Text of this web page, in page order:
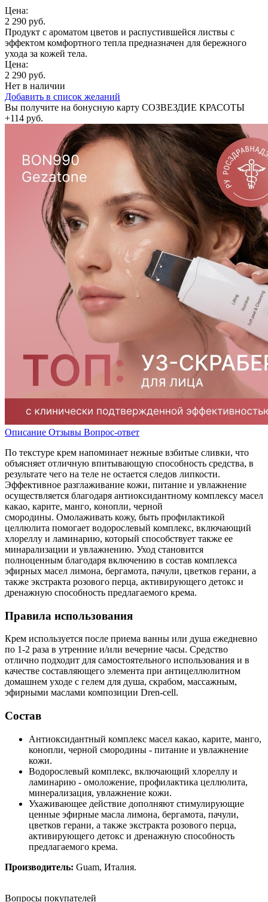
Цена:
2 290 руб.
Продукт с ароматом цветов и распустившейся листвы с
эффектом комфортного тепла предназначен для бережного
ухода за кожей тела.
Цена:
2 290 руб.
Нет в наличии
Добавить в список желаний
Вы получите на бонусную карту СОЗВЕЗДИЕ КРАСОТЫ
+114 руб.
Описание Отзывы Вопрос-ответ
По текстуре крем напоминает нежные взбитые сливки, что
объясняет отличную впитывающую способность средства, в
результате чего на теле не остается следов липкости.
Эффективное разглаживание кожи, питание и увлажнение
осуществляется благодаря антиоксидантному комплексу масел
какао, карите, манго, конопли, черной
смородины. Омолаживать кожу, быть профилактикой
целлюлита помогает водорослевый комплекс, включающий
хлореллу и ламинарию, который способствует также ее
минарализации и увлажнению. Уход становится
полноценным благодаря включению в состав комплекса
эфирных масел лимона, бергамота, пачули, цветков герани, а
также экстракта розового перца, активирующего детокс и
дренажную способность предлагаемого крема.
Правила использования
Крем используется после приема ванны или душа ежедневно
по 1-2 раза в утренние и/или вечерние часы. Средство
отлично подходит для самостоятельного использования и в
качестве составляющего элемента при антицеллюлитном
домашнем уходе с гелем для душа, скрабом, массажным,
эфирными маслами композиции Dren-cell.
Состав
Антиоксидантный комплекс масел какао, карите, манго,
конопли, черной смородины - питание и увлажнение
кожи.
Водорослевый комплекс, включающий хлореллу и
ламинарию - омоложение, профилактика целлюлита,
минерализация, увлажнение кожи.
Ухаживающее действие дополняют стимулирующие
ценные эфирные масла лимона, бергамота, пачули,
цветков герани, а также экстракта розового перца,
активирующего детокс и дренажную способность
предлагаемого крема.
Производитель: Guam, Италия.
Вопросы покупателей